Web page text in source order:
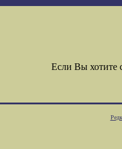
Если Вы хотите